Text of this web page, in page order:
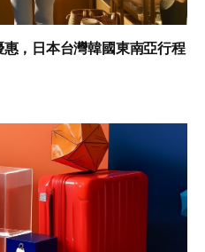
，日本台灣韓國東南亞行程